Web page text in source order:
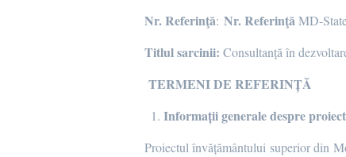
Nr. Referinţă: Nr. ReferinţăMD-
Titlul sarcinii: Consultanță în
TERMENI DE REFERINȚĂ
Informații generale despre proiect
Proiectul învățământului superior din